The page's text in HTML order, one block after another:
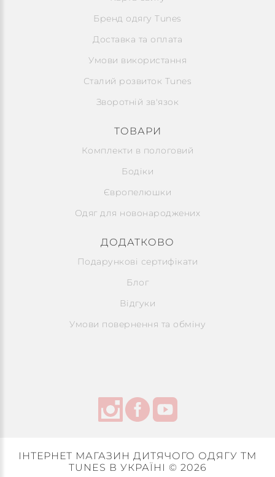
Бренд одягу Tunes
Доставка та оплата
Умови використання
Сталий розвиток Tunes
Зворотній зв'язок
ТОВАРИ
Комплекти в пологовий
Бодіки
Європелюшки
Одяг для новонароджених
ДОДАТКОВО
Подарункові сертифікати
Блог
Відгуки
Умови повернення та обміну
ІНТЕРНЕТ МАГАЗИН ДИТЯЧОГО ОДЯГУ ТМ
TUNES В УКРАЇНІ © 2026